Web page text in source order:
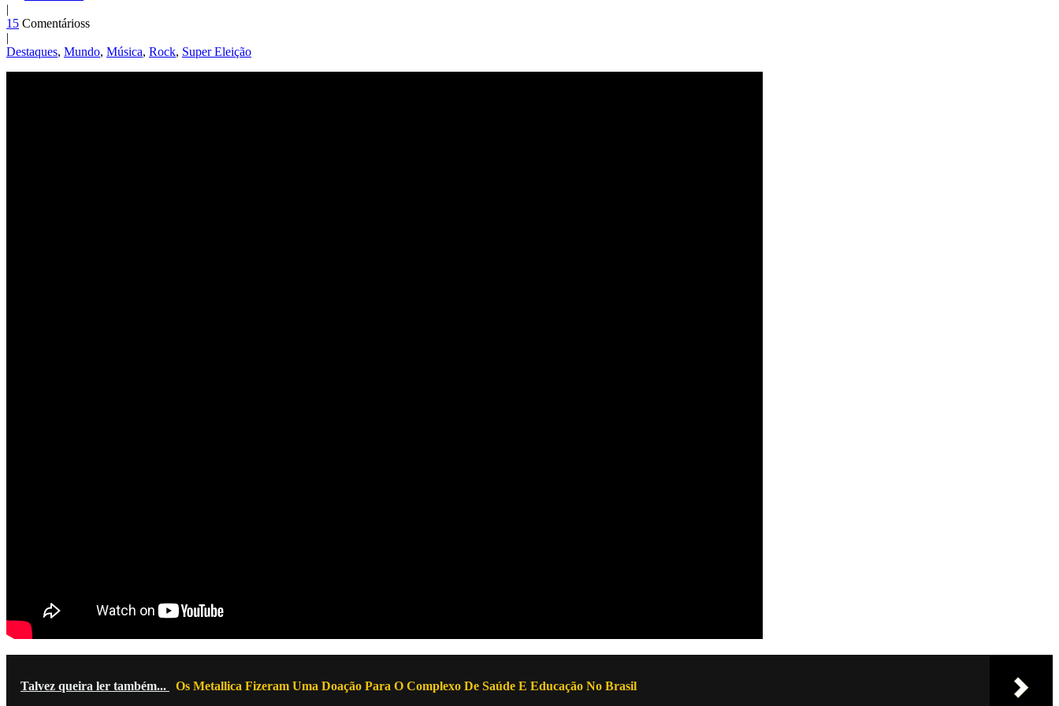
|
15 Comentárioss
|
Destaques, Mundo, Música, Rock, Super Eleição
Talvez queira ler também... Os Metallica Fizeram Uma Doação Para O Complexo De Saúde E Educação No Brasil